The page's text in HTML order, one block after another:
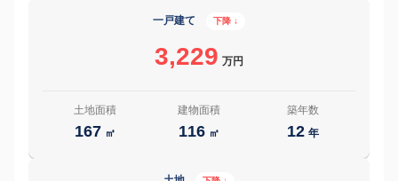
一戸建て 下降 ↓
3,229 万円
土地面積
167 ㎡
建物面積
116 ㎡
築年数
12 年